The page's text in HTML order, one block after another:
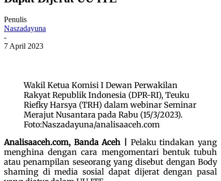
Penulis
Naszadayuna
-
7 April 2023
Wakil Ketua Komisi I Dewan Perwakilan
Rakyat Republik Indonesia (DPR-RI), Teuku
Riefky Harsya (TRH) dalam webinar Seminar
Merajut Nusantara pada Rabu (15/3/2023).
Foto:Naszadayuna/analisaaceh.com
Analisaaceh.com, Banda Aceh | Pelaku tindakan yang
menghina dengan cara mengomentari bentuk tubuh
atau penampilan seseorang yang disebut dengan Body
shaming di media sosial dapat dijerat dengan pasal